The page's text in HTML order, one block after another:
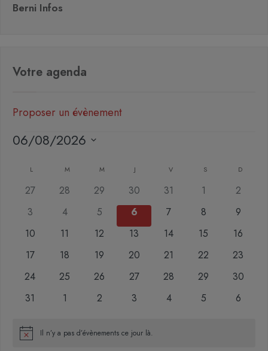
Berni Infos
Votre agenda
Proposer un évènement
06/08/2026
date.
Calendrier
Évènements
L M M J V S D
0
27
0
28
0
évènements
29
0
évènements
30
0
31
01
0
2
0
3
0
4
0
évènements
5
0
évènements
6
0
7
0
8
0
9
0
10
0
11
0
12
0
13
0
14
0
15
0
16
0
17
0
18
0
19
0
20
0
21
0
22
0
23
0
24
0
25
0
26
0
27
0
28
0
29
0
30
0
31
01
0
2
0
3
0
4
0
5
0
6
Notice Il n’y a pas d’évènements ce jour là.